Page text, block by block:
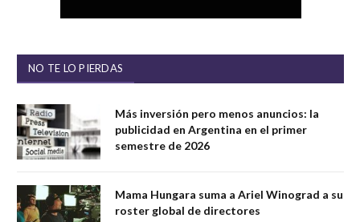
NO TE LO PIERDAS
Más inversión pero menos anuncios: la
publicidad en Argentina en el primer
semestre de 2026
Mama Hungara suma a Ariel Winograd a su
roster global de directores